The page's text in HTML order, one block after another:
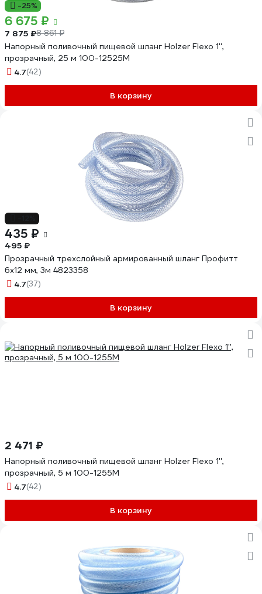
-25%
6 675 ₽
7 875 ₽8 861 ₽
Напорный поливочный пищевой шланг Holzer Flexo 1'',
прозрачный, 25 м 100-12525M
4.7(42)
В корзину
435 ₽
495 ₽
Прозрачный трехслойный армированный шланг Профитт
6х12 мм, 3м 4823358
4.7(37)
В корзину
2 471 ₽
Напорный поливочный пищевой шланг Holzer Flexo 1'',
прозрачный, 5 м 100-1255M
4.7(42)
В корзину